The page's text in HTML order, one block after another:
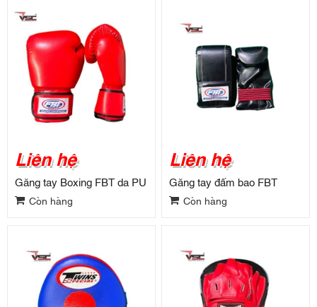
Liên hệ
Găng tay Boxing FBT da PU
Còn hàng
Liên hệ
Găng tay đấm bao FBT
Còn hàng